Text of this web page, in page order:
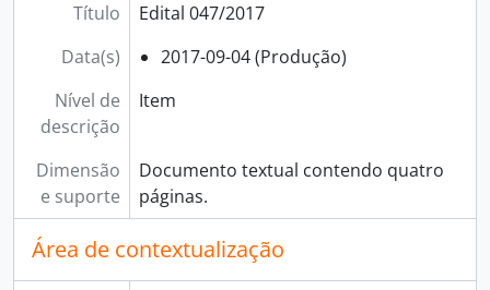
Título
Edital 047/2017
Data(s)
2017-09-04 (Produção)
Nível de
descrição
Item
Dimensão
e suporte
Documento textual contendo quatro
páginas.
Área de contextualização